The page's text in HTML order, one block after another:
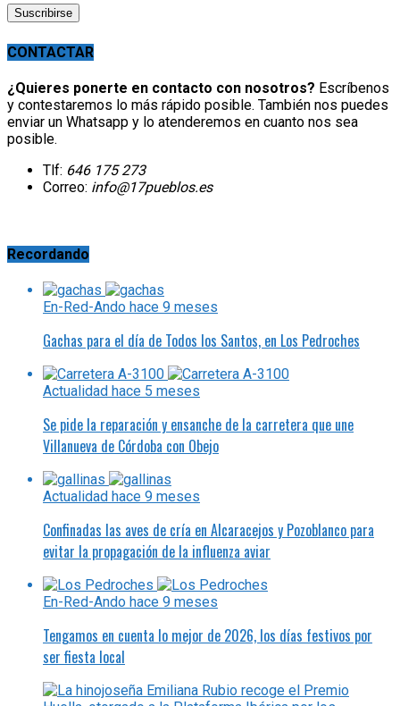
CONTACTAR
¿Quieres ponerte en contacto con nosotros? Escríbenos
y contestaremos lo más rápido posible. También nos puedes
enviar un Whatsapp y lo atenderemos en cuanto nos sea
posible.
Tlf: 646 175 273
Correo: info@17pueblos.es
Recordando
En-Red-Ando hace 9 meses
Gachas para el día de Todos los Santos, en Los Pedroches
Actualidad hace 5 meses
Se pide la reparación y ensanche de la carretera que une
Villanueva de Córdoba con Obejo
Actualidad hace 9 meses
Confinadas las aves de cría en Alcaracejos y Pozoblanco para
evitar la propagación de la influenza aviar
En-Red-Ando hace 9 meses
Tengamos en cuenta lo mejor de 2026, los días festivos por
ser fiesta local